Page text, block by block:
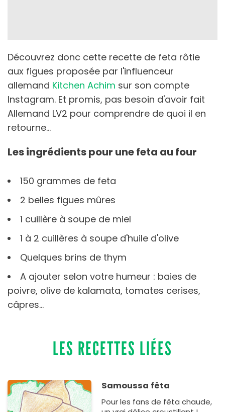
Découvrez donc cette recette de feta rôtie
aux figues proposée par l'influenceur
allemand Kitchen Achim sur son compte
Instagram. Et promis, pas besoin d'avoir fait
Allemand LV2 pour comprendre de quoi il en
retourne...
Les ingrédients pour une feta au four
150 grammes de feta
2 belles figues mûres
1 cuillère à soupe de miel
1 à 2 cuillères à soupe d'huile d'olive
Quelques brins de thym
A ajouter selon votre humeur : baies de
poivre, olive de kalamata, tomates cerises,
câpres...
LES RECETTES LIÉES
Samoussa fêta
Pour les fans de fêta chaude,